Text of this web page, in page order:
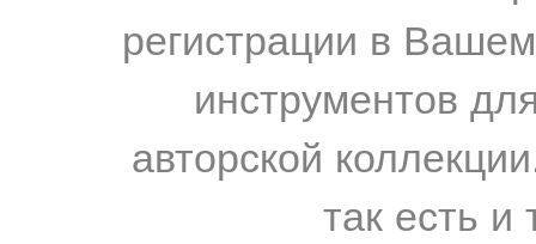
регистрации в
инструментов
авторской
так есть и